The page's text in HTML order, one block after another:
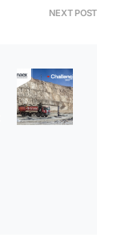
NEXT POST